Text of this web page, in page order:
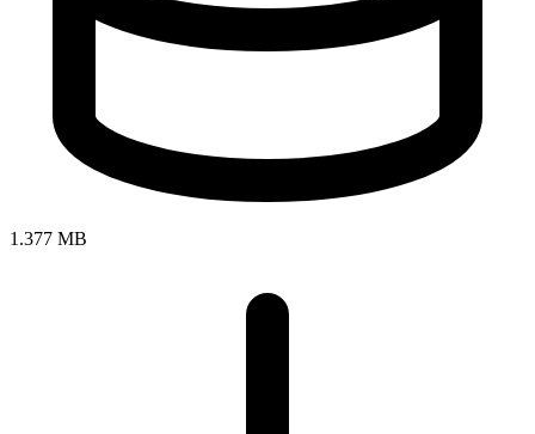
1.377 MB